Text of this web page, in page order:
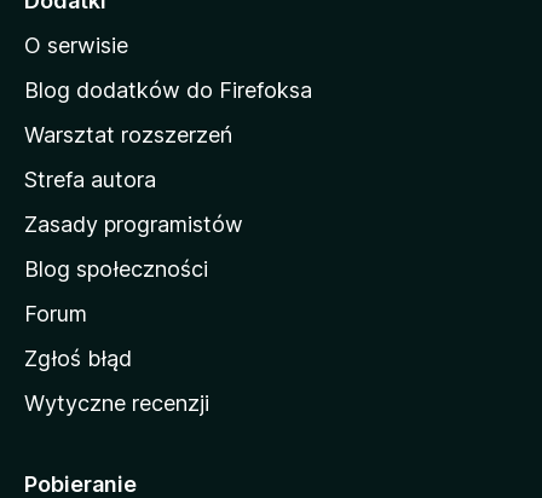
a
d
m
o
w
M
o
z
l
i
O serwisie
Blog dodatków do Firefoksa
Warsztat rozszerzeń
Strefa autora
Zasady programistów
Blog społeczności
Forum
Zgłoś błąd
Wytyczne recenzji
Pobieranie